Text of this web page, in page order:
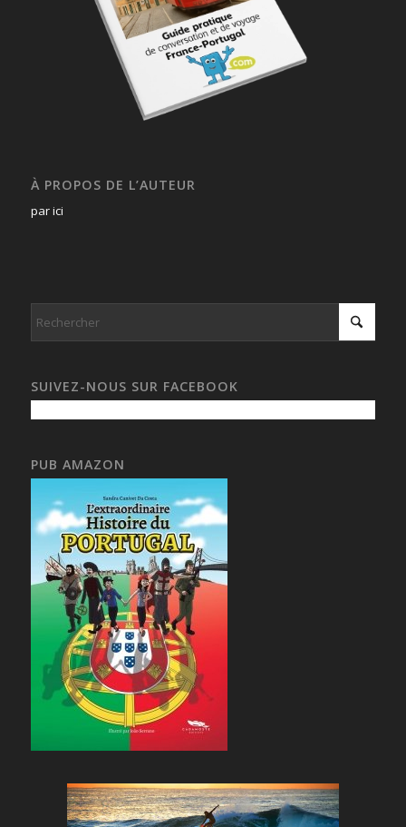
À PROPOS DE L’AUTEUR
par ici
SUIVEZ-NOUS SUR FACEBOOK
PUB AMAZON